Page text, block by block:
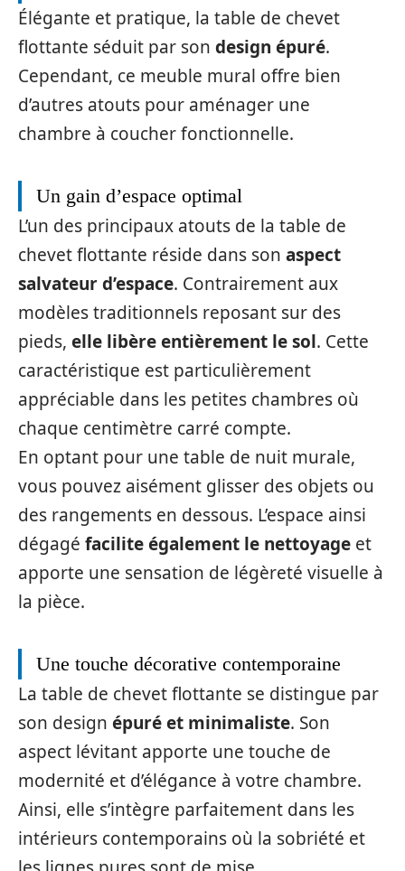
Élégante et pratique, la table de chevet
flottante séduit par son design épuré.
Cependant, ce meuble mural offre bien
d’autres atouts pour aménager une
chambre à coucher fonctionnelle.
Un gain d’espace optimal
L’un des principaux atouts de la table de
chevet flottante réside dans son aspect
salvateur d’espace. Contrairement aux
modèles traditionnels reposant sur des
pieds, elle libère entièrement le sol. Cette
caractéristique est particulièrement
appréciable dans les petites chambres où
chaque centimètre carré compte.
En optant pour une table de nuit murale,
vous pouvez aisément glisser des objets ou
des rangements en dessous. L’espace ainsi
dégagé facilite également le nettoyage et
apporte une sensation de légèreté visuelle à
la pièce.
Une touche décorative contemporaine
La table de chevet flottante se distingue par
son design épuré et minimaliste. Son
aspect lévitant apporte une touche de
modernité et d’élégance à votre chambre.
Ainsi, elle s’intègre parfaitement dans les
intérieurs contemporains où la sobriété et